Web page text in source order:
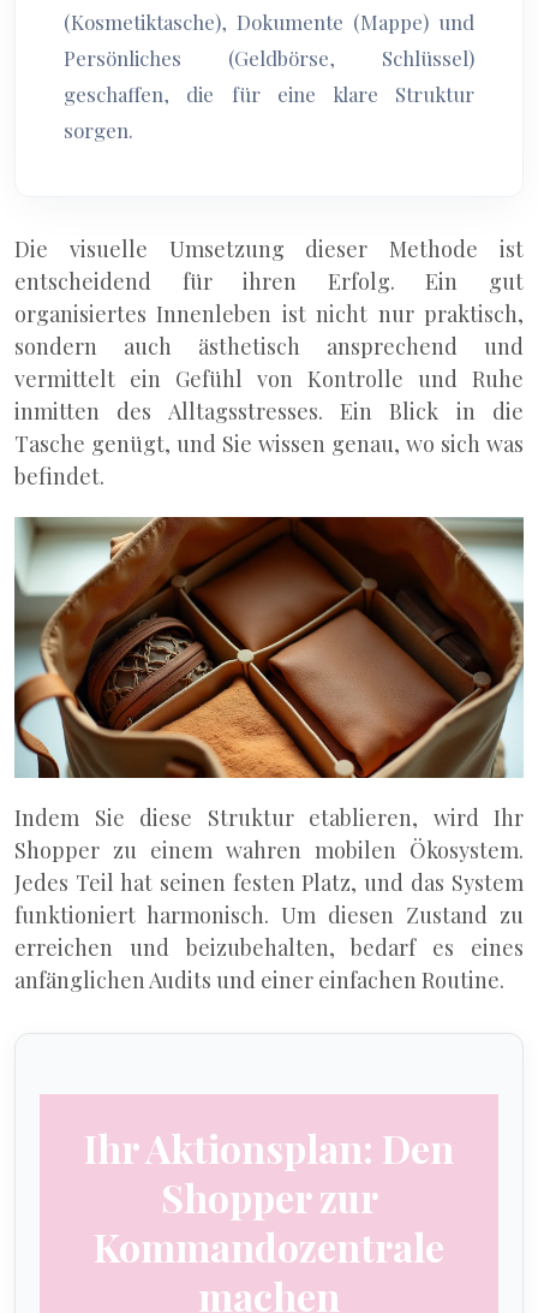
(Kosmetiktasche), Dokumente (Mappe) und
Persönliches (Geldbörse, Schlüssel)
geschaffen, die für eine klare Struktur
sorgen.
Die visuelle Umsetzung dieser Methode ist
entscheidend für ihren Erfolg. Ein gut
organisiertes Innenleben ist nicht nur praktisch,
sondern auch ästhetisch ansprechend und
vermittelt ein Gefühl von Kontrolle und Ruhe
inmitten des Alltagsstresses. Ein Blick in die
Tasche genügt, und Sie wissen genau, wo sich was
befindet.
Indem Sie diese Struktur etablieren, wird Ihr
Shopper zu einem wahren mobilen Ökosystem.
Jedes Teil hat seinen festen Platz, und das System
funktioniert harmonisch. Um diesen Zustand zu
erreichen und beizubehalten, bedarf es eines
anfänglichen Audits und einer einfachen Routine.
Ihr Aktionsplan: Den
Shopper zur
Kommandozentrale
machen